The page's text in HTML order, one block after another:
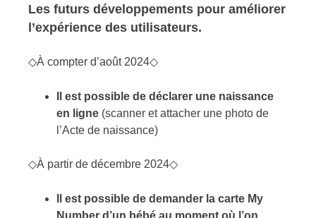
Les futurs développements pour améliorer
l’expérience des utilisateurs.
◇À compter d’août 2024◇
Il est possible de déclarer une naissance
en ligne (scanner et attacher une photo de
l’Acte de naissance)
◇À partir de décembre 2024◇
Il est possible de demander la carte My